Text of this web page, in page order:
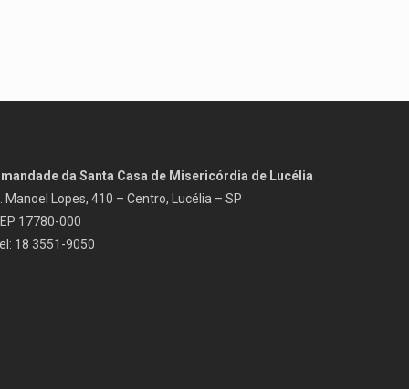
da Santa Casa de Misericórdia de Lucélia
Manoel Lopes, 410 – Centro, Lucélia – SP
17780-000
18 3551-9050